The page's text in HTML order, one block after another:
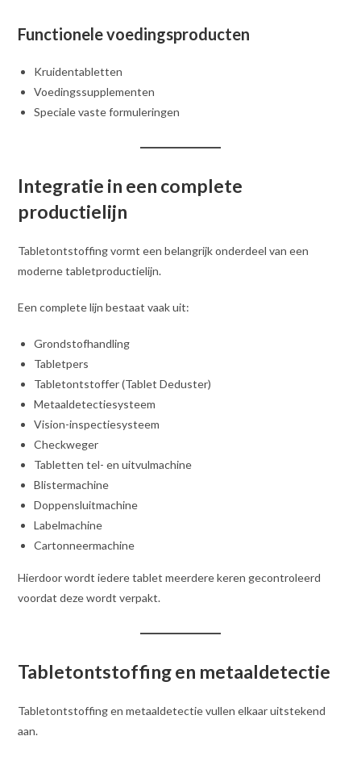
Functionele voedingsproducten
Kruidentabletten
Voedingssupplementen
Speciale vaste formuleringen
Integratie in een complete
productielijn
Tabletontstoffing vormt een belangrijk onderdeel van een
moderne tabletproductielijn.
Een complete lijn bestaat vaak uit:
Grondstofhandling
Tabletpers
Tabletontstoffer (Tablet Deduster)
Metaaldetectiesysteem
Vision-inspectiesysteem
Checkweger
Tabletten tel- en uitvulmachine
Blistermachine
Doppensluitmachine
Labelmachine
Cartonneermachine
Hierdoor wordt iedere tablet meerdere keren gecontroleerd
voordat deze wordt verpakt.
Tabletontstoffing en metaaldetectie
Tabletontstoffing en metaaldetectie vullen elkaar uitstekend
aan.